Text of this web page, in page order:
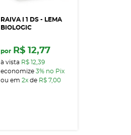
RAIVA I 1 DS - LEMA
BIOLOGIC
por R$ 12,77
à vista R$ 12,39
economize3% no Pix
ou em2x de R$ 7,00